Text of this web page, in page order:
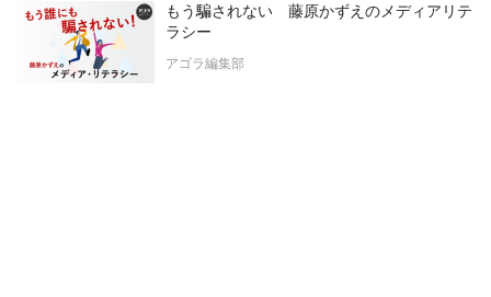
もう騙されない 藤原かずえのメディアリテ
ラシー
アゴラ編集部